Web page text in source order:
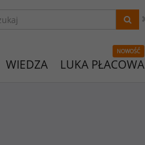
WIEDZA
NOWOŚĆ
LUKA PŁACOWA